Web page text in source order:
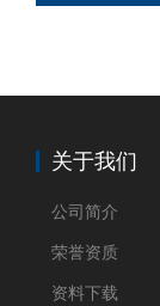
关于我们
公司简介
荣誉资质
资料下载